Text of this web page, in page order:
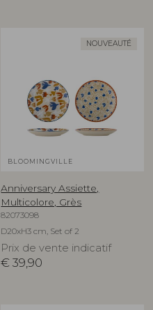
NOUVEAUTÉ
BLOOMINGVILLE
Anniversary Assiette,
Multicolore, Grès
82073098
D20xH3 cm, Set of 2
Prix de vente indicatif
€ 39,90